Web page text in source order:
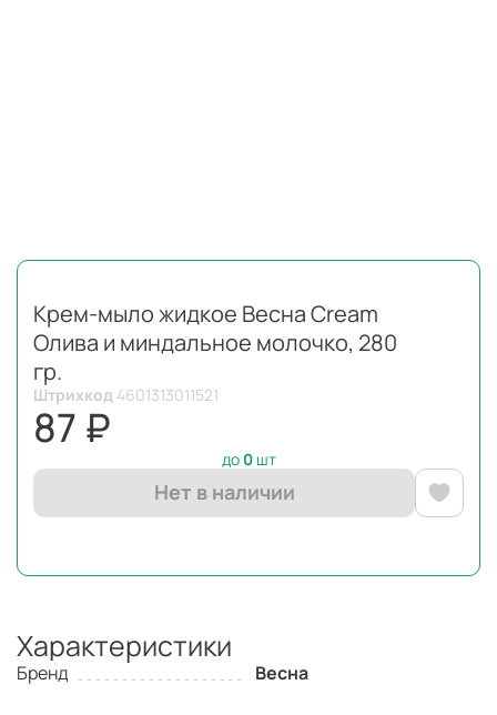
Крем-мыло жидкое Весна Cream
Олива и миндальное молочко, 280
гр.
Штрихкод 4601313011521
87 ₽
до 0шт
Нет в наличии
Характеристики
Бренд Весна